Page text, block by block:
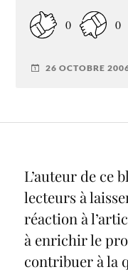
0 0
26 OCTOBRE
L’auteur de ce
lecteurs à
réaction à
à enrichir le
contribuer à la